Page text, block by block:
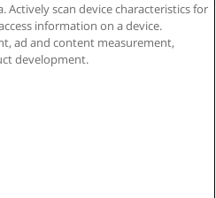
de uso
de dados
S.L. - CIF : B-95610580: -
Actively scan device characteristics for
information on a device.
ad and content measurement,
development.